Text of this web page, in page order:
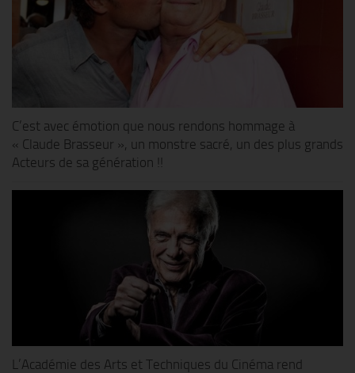
C’est avec émotion que nous rendons hommage à
« Claude Brasseur », un monstre sacré, un des plus grands
Acteurs de sa génération !!
L’Académie des Arts et Techniques du Cinéma rend